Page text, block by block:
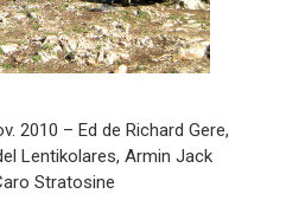
2010 – Ed de Richard Gere,
Lentikolares, Armin Jack
Stratosine